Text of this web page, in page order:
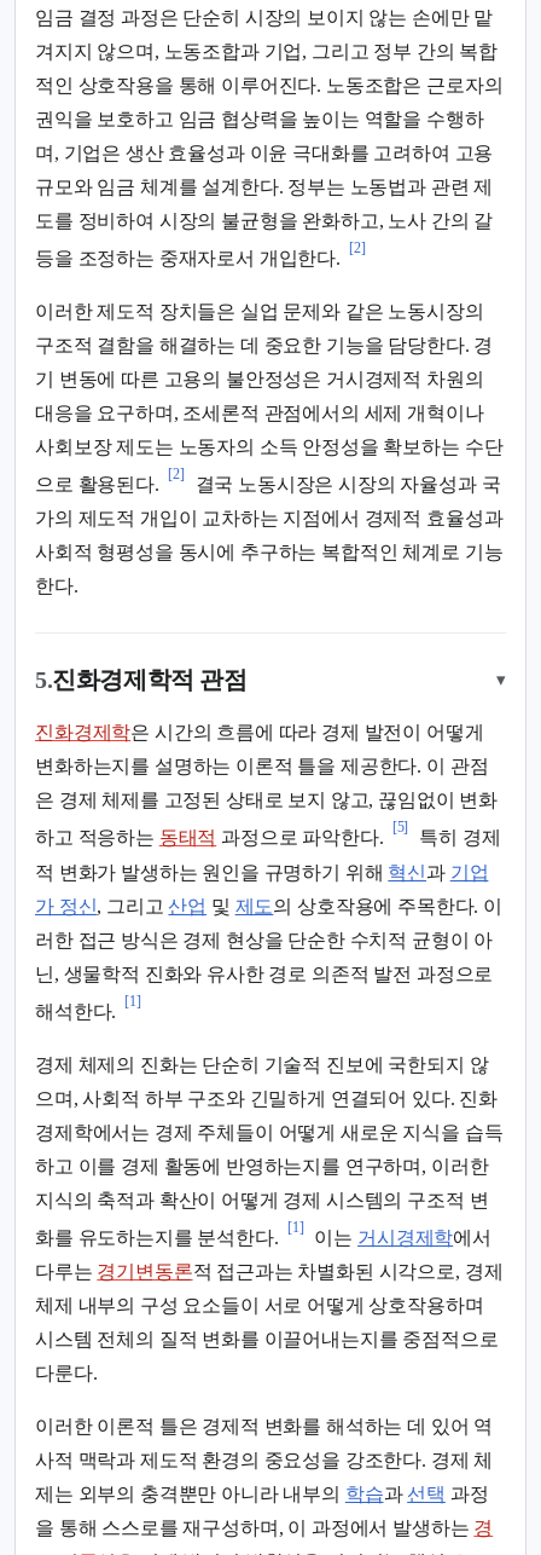
임금 결정 과정은 단순히 시장의 보이지 않는 손에만 맡
겨지지 않으며, 노동조합과 기업, 그리고 정부 간의 복합
적인 상호작용을 통해 이루어진다. 노동조합은 근로자의
권익을 보호하고 임금 협상력을 높이는 역할을 수행하
며, 기업은 생산 효율성과 이윤 극대화를 고려하여 고용
규모와 임금 체계를 설계한다. 정부는 노동법과 관련 제
도를 정비하여 시장의 불균형을 완화하고, 노사 간의 갈
등을 조정하는 중재자로서 개입한다.
[2]
이러한 제도적 장치들은 실업 문제와 같은 노동시장의
구조적 결함을 해결하는 데 중요한 기능을 담당한다. 경
기 변동에 따른 고용의 불안정성은 거시경제적 차원의
대응을 요구하며, 조세론적 관점에서의 세제 개혁이나
사회보장 제도는 노동자의 소득 안정성을 확보하는 수단
으로 활용된다.
[2]
결국 노동시장은 시장의 자율성과 국
가의 제도적 개입이 교차하는 지점에서 경제적 효율성과
사회적 형평성을 동시에 추구하는 복합적인 체계로 기능
한다.
5.진화경제학적 관점 ▾
진화경제학은 시간의 흐름에 따라 경제 발전이 어떻게
변화하는지를 설명하는 이론적 틀을 제공한다. 이 관점
은 경제 체제를 고정된 상태로 보지 않고, 끊임없이 변화
하고 적응하는 동태적 과정으로 파악한다.
[5]
특히 경제
적 변화가 발생하는 원인을 규명하기 위해 혁신과 기업
가 정신, 그리고산업 및 제도의 상호작용에 주목한다. 이
러한 접근 방식은 경제 현상을 단순한 수치적 균형이 아
닌, 생물학적 진화와 유사한 경로 의존적 발전 과정으로
해석한다.
[1]
경제 체제의 진화는 단순히 기술적 진보에 국한되지 않
으며, 사회적 하부 구조와 긴밀하게 연결되어 있다. 진화
경제학에서는 경제 주체들이 어떻게 새로운 지식을 습득
하고 이를 경제 활동에 반영하는지를 연구하며, 이러한
지식의 축적과 확산이 어떻게 경제 시스템의 구조적 변
화를 유도하는지를 분석한다.
[1]
이는 거시경제학에서
다루는 경기변동론적 접근과는 차별화된 시각으로, 경제
체제 내부의 구성 요소들이 서로 어떻게 상호작용하며
시스템 전체의 질적 변화를 이끌어내는지를 중점적으로
다룬다.
이러한 이론적 틀은 경제적 변화를 해석하는 데 있어 역
사적 맥락과 제도적 환경의 중요성을 강조한다. 경제 체
제는 외부의 충격뿐만 아니라 내부의 학습과 선택 과정
을 통해 스스로를 재구성하며, 이 과정에서 발생하는 경